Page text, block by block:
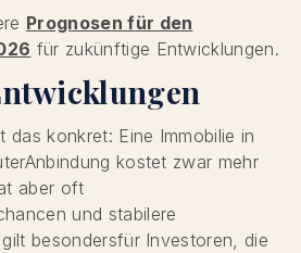
Prognosen für den
für zukünftige Entwicklungen.
das konkret: Eine Immobilie in
kostet zwar mehr
aber oft
und stabilere
besondersfür Investoren, die